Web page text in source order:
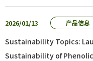
2026/01/13 产品信息
Sustainability Topics:
Sustainability of